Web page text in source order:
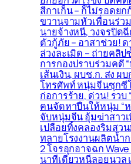
สีกาเก็น – ก็ไม่รอดย
ขวานจามหัวเพื่อนร่ว
นายจ้างหนี, วงจรปิด
ตัวกู้ภัย – อาสาช่วย! ด
ล่วงละเมิด – ถ่ายคลิป
การกองปราบร่วมคดี
เส้นเงิน, ผบช.ก. ส่ง ผ
โทรศัพท์ หนุ่มจีนซุกซี
ก่อการร้าย, ด่วน! รวบ
คนจัดหาปืนให้หนุ่ม “
จับหนุ่มจีน อุ้มฆ่าสาว
เปลือยทิ้งคลองริมสว
ทลายโรงงานผลิตน้ำ
2 โจรอุกอาจฉก
นาทีเดียวหนีลอยนวล